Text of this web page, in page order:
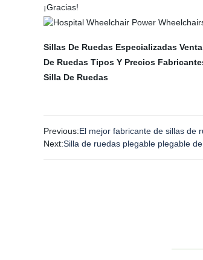
¡Gracias!
Sillas De Ruedas Especializadas
De Ruedas Tipos Y Precios
Silla De Ruedas
Previous:El mejor fabricante de sillas de
Next:Silla de ruedas plegable plegable